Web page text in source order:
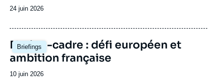
Date
publication
24 juin 2026
Briefings
Image
principale
Nation-cadre : défi européen et
ambition française
Date
10 juin 2026